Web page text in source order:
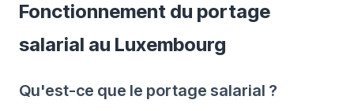
Fonctionnement du portage
salarial au Luxembourg
Qu'est-ce que le portage salarial ?